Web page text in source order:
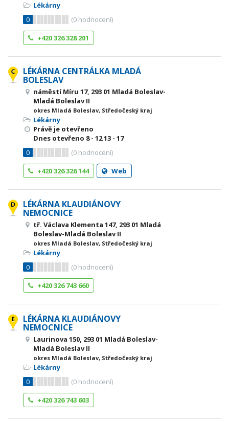
Lékárny
0
(0 hodnocení)
+420 326 328 201
LÉKÁRNA CENTRÁLKA MLADÁ
BOLESLAV
náměstí Míru 17, 293 01 Mladá Boleslav-
Mladá Boleslav II
okres Mladá Boleslav, Středočeský kraj
Lékárny
Právě je otevřeno
Dnes otevřeno 8 - 1213 - 17
0
(0 hodnocení)
+420 326 326 144
Web
LÉKÁRNA KLAUDIÁNOVY
NEMOCNICE
tř. Václava Klementa 147, 293 01 Mladá
Boleslav-Mladá Boleslav II
okres Mladá Boleslav, Středočeský kraj
Lékárny
0
(0 hodnocení)
+420 326 743 660
LÉKÁRNA KLAUDIÁNOVY
NEMOCNICE
Laurinova 150, 293 01 Mladá Boleslav-
Mladá Boleslav II
okres Mladá Boleslav, Středočeský kraj
Lékárny
0
(0 hodnocení)
+420 326 743 603